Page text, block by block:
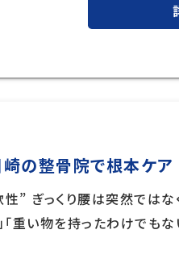
崎の整骨院で根本ケア
” ぎっくり腰は突然では
重い物を持ったわけでもな